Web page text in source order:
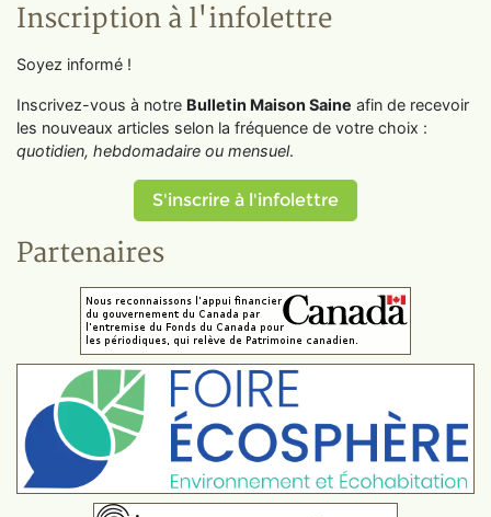
Inscription à l'infolettre
Soyez informé !
Inscrivez-vous à notre Bulletin Maison Saine afin de recevoir
les nouveaux articles selon la fréquence de votre choix :
quotidien, hebdomadaire ou mensuel.
S'inscrire à l'infolettre
Partenaires